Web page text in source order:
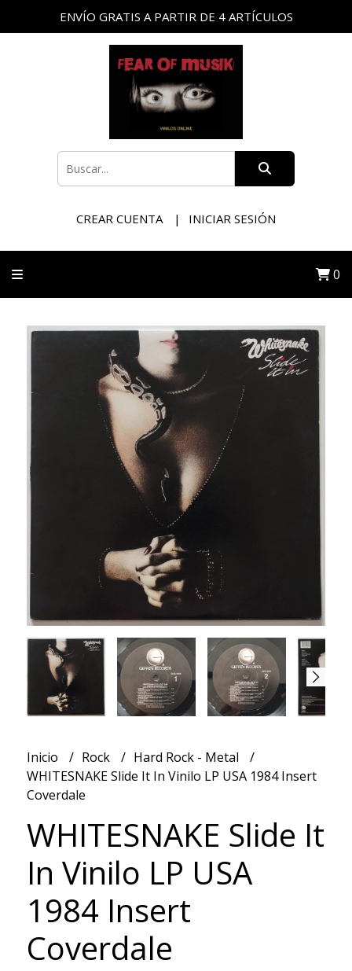
ENVÍO GRATIS A PARTIR DE 4 ARTÍCULOS
CREAR CUENTA INICIAR SESIÓN
0
Inicio Rock
Hard Rock - Metal
WHITESNAKE Slide It In Vinilo LP USA 1984 Insert
Coverdale
WHITESNAKE Slide It
In Vinilo LP USA
1984 Insert
Coverdale